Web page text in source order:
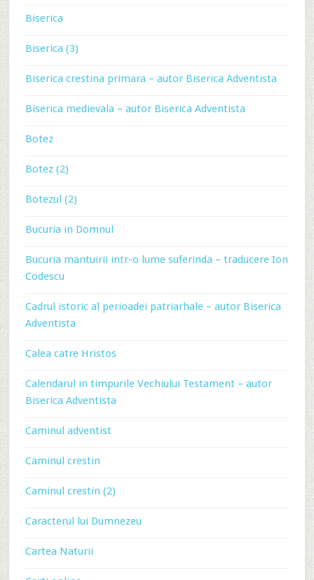
Biserica
Biserica (3)
Biserica crestina primara – autor Biserica Adventista
Biserica medievala – autor Biserica Adventista
Botez
Botez (2)
Botezul (2)
Bucuria in Domnul
Bucuria mantuirii intr-o lume suferinda – traducere Ion
Codescu
Cadrul istoric al perioadei patriarhale – autor Biserica
Adventista
Calea catre Hristos
Calendarul in timpurile Vechiului Testament – autor
Biserica Adventista
Caminul adventist
Caminul crestin
Caminul crestin (2)
Caracterul lui Dumnezeu
Cartea Naturii